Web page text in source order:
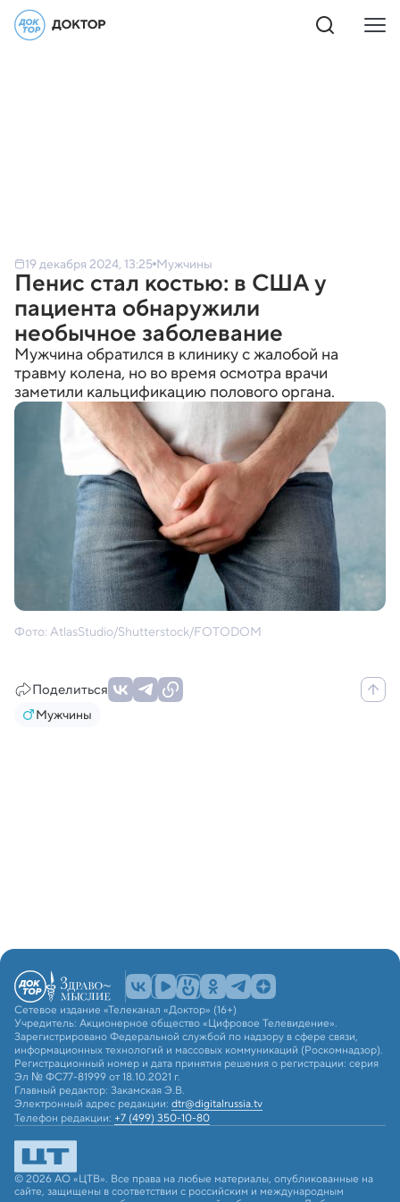
19 декабря 2024, 13:25 Мужчины
Пенис стал костью: в США у
пациента обнаружили
необычное заболевание
Мужчина обратился в клинику с жалобой на
травму колена, но во время осмотра врачи
заметили кальцификацию полового органа.
Фото: AtlasStudio/Shutterstock/FOTODOM
Поделиться
Мужчины
Сетевое издание «Телеканал «Доктор» (16+)
Учредитель: Акционерное общество «Цифровое Телевидение».
Зарегистрировано Федеральной службой по надзору в сфере связи,
информационных технологий и массовых коммуникаций (Роскомнадзор).
Регистрационный номер и дата принятия решения о регистрации: серия
Эл № ФС77-81999 от 18.10.2021 г.
Главный редактор: Закамская Э.В.
Электронный адрес редакции: dtr@digitalrussia.tv
Телефон редакции: +7 (499) 350-10-80
© 2026 АО «ЦТВ». Все права на любые материалы, опубликованные на
сайте, защищены в соответствии с российским и международным